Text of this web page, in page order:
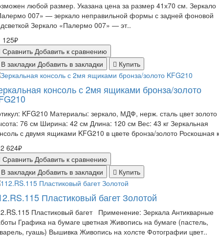
любой размер. Указана цена за размер 41х70 см. Зеркало
007» — зеркало неправильной формы с задней фоновой
Зеркало «Палермо 007» — эт..
125₽
Сравнить Добавить к сравнению
закладки Добавить в закладки Купить
консоль с 2мя ящиками бронза/золото
KFG210 Материалы: зеркало, МДФ, нерж. сталь цвет золото
76 см Ширина: 42 см Длина: 120 см Вес: 43 кг Зеркальная
с двумя ящиками KFG210 в цвете бронза/золото Роскошная
624₽
Сравнить Добавить к сравнению
закладки Добавить в закладки Купить
Пластиковый багет Золотой
Пластиковый багет Применение: Зеркала Антикварные
Графика на бумаге цветная Живопись на бумаге (пастель,
гуашь) Вышивка Живопись на холсте Фотографии цвет..